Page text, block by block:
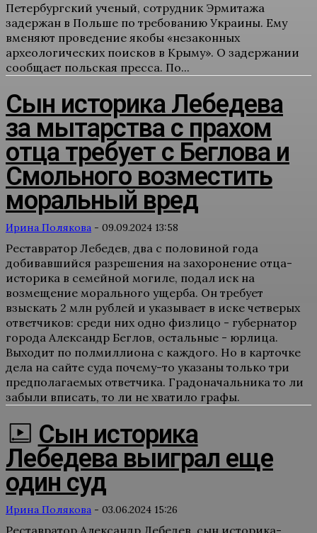
Петербургский ученый, сотрудник Эрмитажа
задержан в Польше по требованию Украины. Ему
вменяют проведение якобы «незаконных
археологических поисков в Крыму». О задержании
сообщает польская пресса. По...
Сын историка Лебедева
за мытарства с прахом
отца требует с Беглова и
Смольного возместить
моральный вред
Ирина Полякова - 09.09.2024 13:58
Реставратор Лебедев, два с половиной года
добивавшийся разрешения на захоронение отца-
историка в семейной могиле, подал иск на
возмещение морального ущерба. Он требует
взыскать 2 млн рублей и указывает в иске четверых
ответчиков: среди них одно физлицо - губернатор
города Александр Беглов, остальные - юрлица.
Выходит по полмиллиона с каждого. Но в карточке
дела на сайте суда почему-то указаны только три
предполагаемых ответчика. Градоначальника то ли
забыли вписать, то ли не хватило графы.
Сын историка
Лебедева выиграл еще
один суд
Ирина Полякова - 03.06.2024 15:26
Реставратор Александр Лебедев, сын историка-